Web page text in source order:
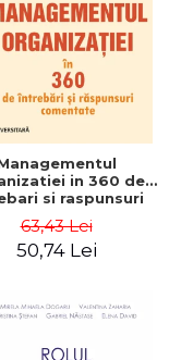
in 360 de
si raspunsuri
63,43 Lei
50,74 Lei